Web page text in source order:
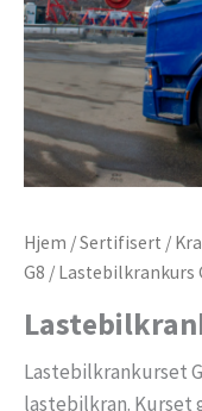
Hjem /Sertifisert /
G8 / Lastebilkrankurs
Lastebilkrankurset
lastebilkran. Kurset